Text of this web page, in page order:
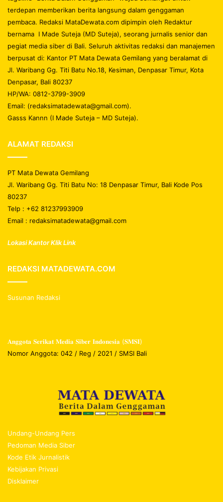
terdepan memberikan berita langsung dalam genggaman
pembaca. Redaksi MataDewata.com dipimpin oleh Redaktur
bernama I Made Suteja (MD Suteja), seorang jurnalis senior dan
pegiat media siber di Bali. Seluruh aktivitas redaksi dan manajemen
berpusat di: Kantor PT Mata Dewata Gemilang yang beralamat di
Jl. Waribang Gg. Titi Batu No.18, Kesiman, Denpasar Timur, Kota
Denpasar, Bali 80237
HP/WA: 0812-3799-3909
Email: (redaksimatadewata@gmail.com).
Gasss Kannn (I Made Suteja – MD Suteja).
ALAMAT REDAKSI
PT Mata Dewata Gemilang
Jl. Waribang Gg. Titi Batu No: 18 Denpasar Timur, Bali Kode Pos
80237
Telp : +62 81237993909
Email : redaksimatadewata@gmail.com
Lokasi Kantor Klik Link
REDAKSI MATADEWATA.COM
Susunan Redaksi
𝐀𝐧𝐠𝐠𝐨𝐭𝐚 𝐒𝐞𝐫𝐢𝐤𝐚𝐭 𝐌𝐞𝐝𝐢𝐚 𝐒𝐢𝐛𝐞𝐫 𝐈𝐧𝐝𝐨𝐧𝐞𝐬𝐢𝐚 (𝐒𝐌𝐒𝐈)
Nomor Anggota: 042 / Reg / 2021 / SMSI Bali
Undang-Undang Pers
Pedoman Media Siber
Kode Etik Jurnalistik
Kebijakan Privasi
Disklaimer